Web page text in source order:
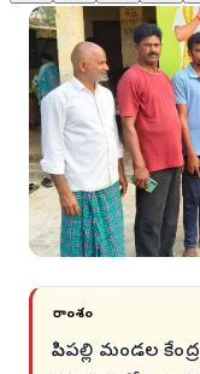
సారాంశం
పిసిపల్లి మండల